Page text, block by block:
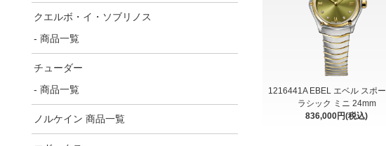
1216441A EBEL エベル スポ
ラシック ミニ 24mm
836,000円(税込)
クエルボ・イ・ソブリノス
- 商品一覧
チューダー
- 商品一覧
ノルケイン 商品一覧